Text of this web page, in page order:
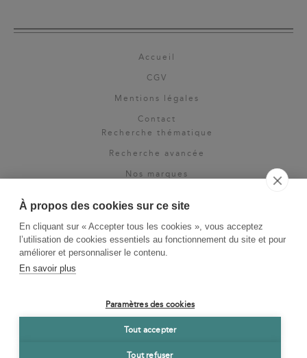
À propos des cookies sur ce site
En cliquant sur « Accepter tous les cookies », vous acceptez
l’utilisation de cookies essentiels au fonctionnement du site et pour
améliorer et personnaliser le contenu.
En savoir plus
Paramètres des cookies
Tout accepter
Tout refuser
Accueil
CGV
Mentions légales
Contact
Recherche thématique
Recherche avancée
Nos marques
Espace pro
Newsletter
La Vie des Classiques